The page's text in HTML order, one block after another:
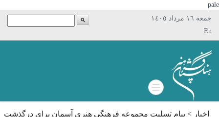
جمعه ١٦ مرداد ١٤٠٥
En
اخبار > پیام تسلیت مجموعه فرهنگی هنری آسمان برای درگذشت